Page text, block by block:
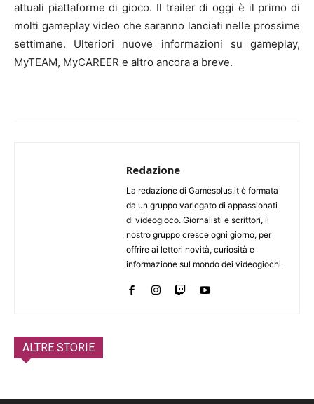
attuali piattaforme di gioco. Il trailer di oggi è il primo di
molti gameplay video che saranno lanciati nelle prossime
settimane. Ulteriori nuove informazioni su gameplay,
MyTEAM, MyCAREER e altro ancora a breve.
Redazione
La redazione di Gamesplus.it è formata
da un gruppo variegato di appassionati
di videogioco. Giornalisti e scrittori, il
nostro gruppo cresce ogni giorno, per
offrire ai lettori novità, curiosità e
informazione sul mondo dei videogiochi.
ALTRE STORIE